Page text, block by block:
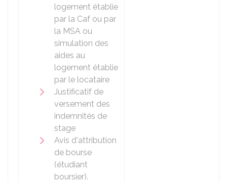
logement établie
par la Caf ou par
la MSA ou
simulation des
aides au
logement établie
par le locataire
Justificatif de
versement des
indemnités de
stage
Avis d'attribution
de bourse
(étudiant
boursier).